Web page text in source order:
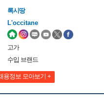
록시땅
L'occitane
고가
수입 브랜드
용정보 모아보기 +